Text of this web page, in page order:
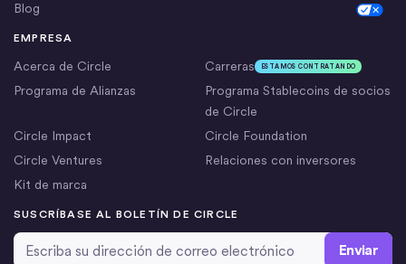
EMPRESA
Acerca de Circle Carreras ESTAMOS CONTRATANDO
Programa de Alianzas
Programa Stablecoins de socios
de Circle
Circle Impact
Circle Foundation
Circle Ventures
Relaciones con inversores
Kit de marca
Blog
SUSCRÍBASE AL BOLETÍN DE CIRCLE
Dirección de correo electrónico